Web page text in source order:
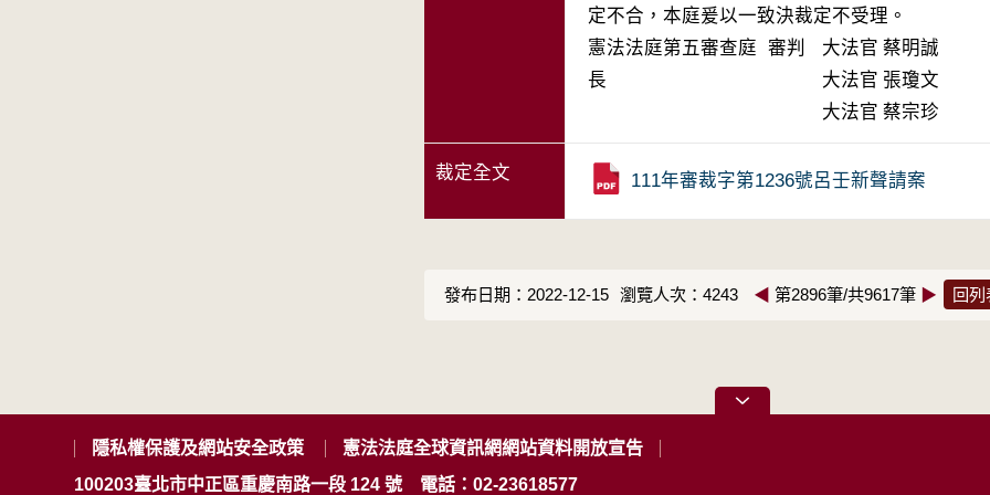
定不合，本庭爰以一致決裁定不受理。
憲法法庭第五審查庭 審判
長
大法官 蔡明誠
大法官 張瓊文
大法官 蔡宗珍
裁定全文 111年審裁字第1236號呂壬新聲請案
發布日期：2022-12-15 瀏覽人次：4243 ◀ 第2896筆/共9617筆 ▶ 回列
隱私權保護及網站安全政策
憲法法庭全球資訊網網站資料開放宣告
100203臺北市中正區重慶南路一段 124 號
電話：02-23618577